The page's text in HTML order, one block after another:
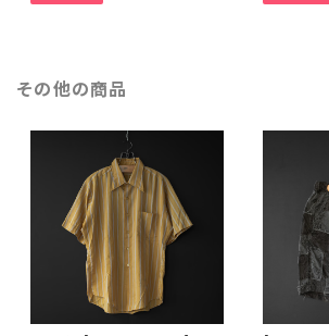
その他の商品